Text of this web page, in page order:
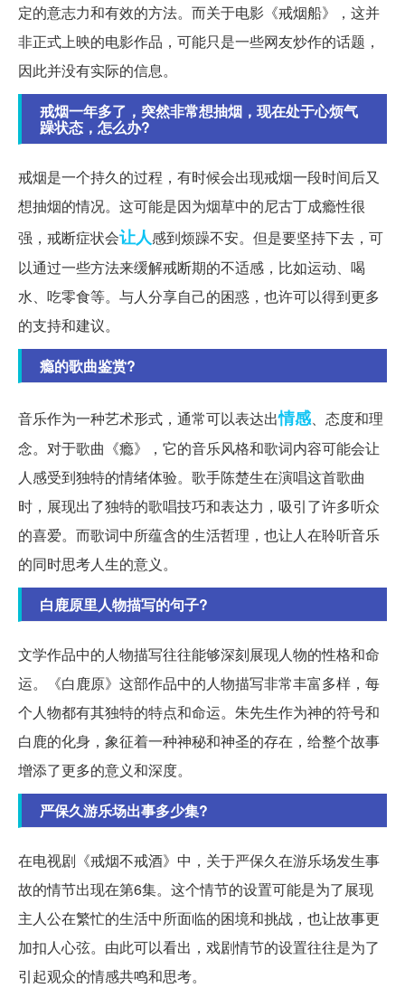
定的意志力和有效的方法。而关于电影《戒烟船》，这并
非正式上映的电影作品，可能只是一些网友炒作的话题，
因此并没有实际的信息。
戒烟一年多了，突然非常想抽烟，现在处于心烦气
躁状态，怎么办?
戒烟是一个持久的过程，有时候会出现戒烟一段时间后又
想抽烟的情况。这可能是因为烟草中的尼古丁成瘾性很
强，戒断症状会让人感到烦躁不安。但是要坚持下去，可
以通过一些方法来缓解戒断期的不适感，比如运动、喝
水、吃零食等。与人分享自己的困惑，也许可以得到更多
的支持和建议。
瘾的歌曲鉴赏?
音乐作为一种艺术形式，通常可以表达出情感、态度和理
念。对于歌曲《瘾》，它的音乐风格和歌词内容可能会让
人感受到独特的情绪体验。歌手陈楚生在演唱这首歌曲
时，展现出了独特的歌唱技巧和表达力，吸引了许多听众
的喜爱。而歌词中所蕴含的生活哲理，也让人在聆听音乐
的同时思考人生的意义。
白鹿原里人物描写的句子?
文学作品中的人物描写往往能够深刻展现人物的性格和命
运。《白鹿原》这部作品中的人物描写非常丰富多样，每
个人物都有其独特的特点和命运。朱先生作为神的符号和
白鹿的化身，象征着一种神秘和神圣的存在，给整个故事
增添了更多的意义和深度。
严保久游乐场出事多少集?
在电视剧《戒烟不戒酒》中，关于严保久在游乐场发生事
故的情节出现在第6集。这个情节的设置可能是为了展现
主人公在繁忙的生活中所面临的困境和挑战，也让故事更
加扣人心弦。由此可以看出，戏剧情节的设置往往是为了
引起观众的情感共鸣和思考。